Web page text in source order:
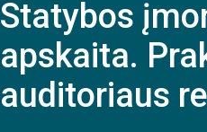
Statybos
apskaita.
auditoriaus